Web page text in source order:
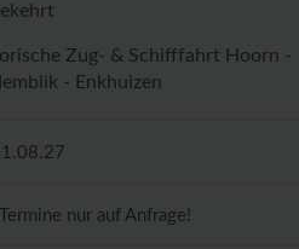
Zug- & Schifffahrt Hoorn -
- Enkhuizen
nur auf Anfrage!